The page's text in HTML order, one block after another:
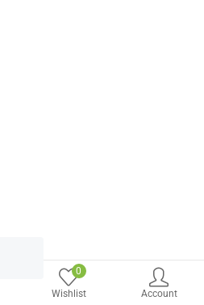
0
Wishlist
Account